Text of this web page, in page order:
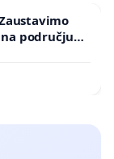
Zaustavimo
području